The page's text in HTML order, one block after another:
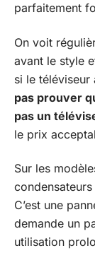
parfaitement
On voit
avant le style
si le téléviseur
pas prouver
pas un
le prix
Sur les
C’est une
demande un
utilisation